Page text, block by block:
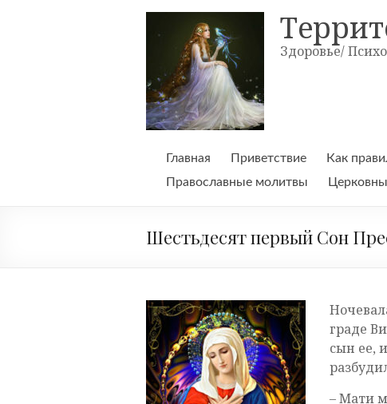
Здоровье/
Главная Приветствие Как
Православные молитвы
Шестьдесят первый Сон
граде
сын ее,
– Мати